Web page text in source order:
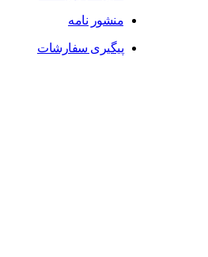
منشور نامه
پیگیری سفارشات